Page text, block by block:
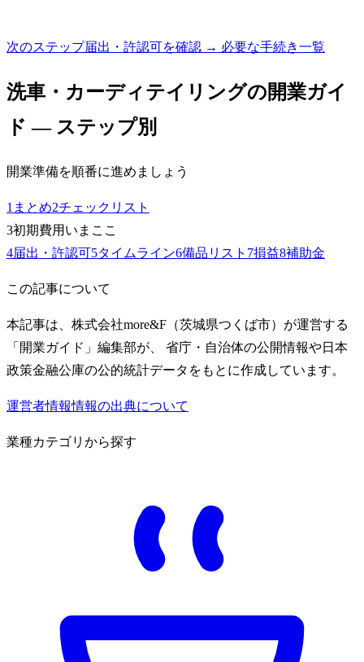
次のステップ届出・許認可を確認 → 必要な手続き一覧
洗車・カーディテイリングの開業ガイ
ド — ステップ別
開業準備を順番に進めましょう
1 まとめ2チェックリスト
3初期費用 いまここ
4届出・許認可5タイムライン6備品リスト 7損益8補助金
この記事について
本記事は、株式会社more&F（茨城県つくば市）が運営する
「開業ガイド」編集部が、 省庁・自治体の公開情報や日本
政策金融公庫の公的統計データをもとに作成しています。
運営者情報情報の出典について
業種カテゴリから探す